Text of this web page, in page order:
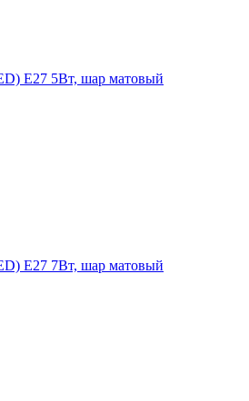
Е27 5Вт, шар матовый
Е27 7Вт, шар матовый